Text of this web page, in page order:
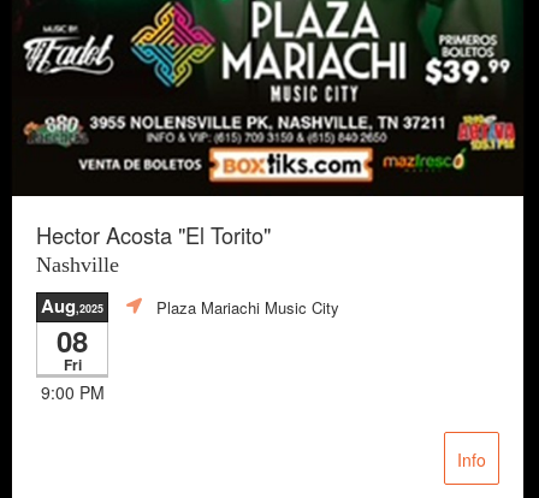
Hector Acosta "El Torito"
Nashville
Aug,2025
08
Fri
9:00 PM
Plaza Mariachi Music City
Info